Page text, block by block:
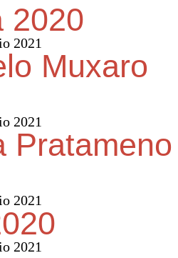
2020
2021
Muxaro
2021
Pratameno
2021
2021